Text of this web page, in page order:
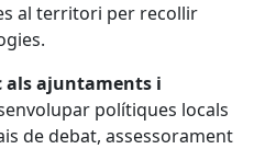
al territori per recollir
als ajuntaments i
polítiques locals
de debat, assessorament